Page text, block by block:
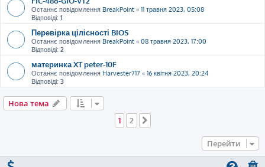
Останнє повідомлення BreakPoint « 11 травня 2023, 05:08
Відповіді: 1
Перевірка цілісності BIOS
Останнє повідомлення BreakPoint « 08 травня 2023, 17:00
Відповіді: 2
материнка XT peter-10F
Останнє повідомлення Harvester717 « 16 квітня 2023, 20:24
Відповіді: 3
Нова тема
1
2
Перейти